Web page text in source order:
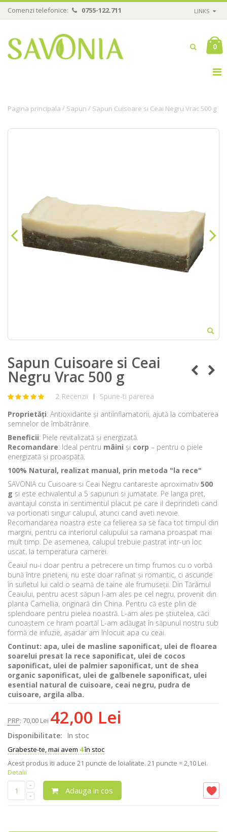
Comenzi telefonice: 0755-122.711 LINKS
0
Pagina principala / Sapun / Sapun Cuisoare si Ceai Negru Vrac 500 g
Sapun Cuisoare si Ceai
Negru Vrac 500 g
2 Recenzii |
Spune-ti parerea
Proprietăți: Antioxidante și antiinflamatorii, ajută la combaterea
semnelor de îmbătrânire.
Beneficii: Piele revitalizată și energizată.
Recomandare: Ideal pentru mâini și corp – pentru o piele
energizată și proaspătă.
100% Natural, realizat manual, prin metoda "la rece"
SAVONIA cu Cuisoare si Ceai Negru cantareste aproximativ500
g si este echivalentul a 5 sapunuri si jumatate. Pe langa pret,
avantajul consta in sentimentul placut pe care il deprindeti cand
va portionati singur calupul, atunci cand aveti nevoie.
Recomandarea noastra este ca felierea sa se faca tot timpul din
margini, pentru ca interiorul calupului sa ramana proaspat mai
mult timp. De asemenea, calupul trebuie pastrat intr-un loc
uscat, la temperatura camerei.
Ceaiul nu-i doar pentru a petrecere un timp frumos cu o vorbă
bună între prieteni, nu este doar rafinat și romantic, ci ascunde
în sufletul lui cald o seamă de taine ale frumuseții. Din Tărâmul
Ceaiului, pentru acest săpun l-am ales pe cel negru, provenit din
planta Camellia, originară din China. Pentru că este plin de
splendoare pentru pielea noastră. L-am ales pe știutelea, căci
cunoaștem ce hram poartă! L-am adăugat în săpunul nostru sub
formă de infuzie, așadar am înlocuit apa cu ceai.
Continut: apa, ulei de masline saponificat, ulei de floarea
soarelui presat la rece saponificat, ulei de cocos
saponificat, ulei de palmier saponificat, unt de shea
organic saponificat, ulei de galbenele saponificat, ulei
esential natural de cuisoare, ceai negru, pudra de
cuisoare, argila alba.
PRP: 70,00 Lei 42,00 Lei
Disponibilitate: In stoc
Grabeste-te, mai avem 4în stoc
Acest produs iti aduce 21 puncte de loialitate. 21 puncte = 2,10 Lei.
Detalii
Adauga in cos